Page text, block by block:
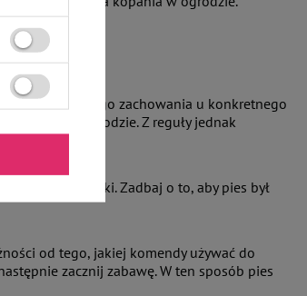
takiego zachowania u konkretnego
czasu w ogrodzie. Z reguły jednak
i jego przysmaki. Zadbaj o to, aby pies był
od tego, jakiej komendy używać do
zacznij zabawę. W ten sposób pies